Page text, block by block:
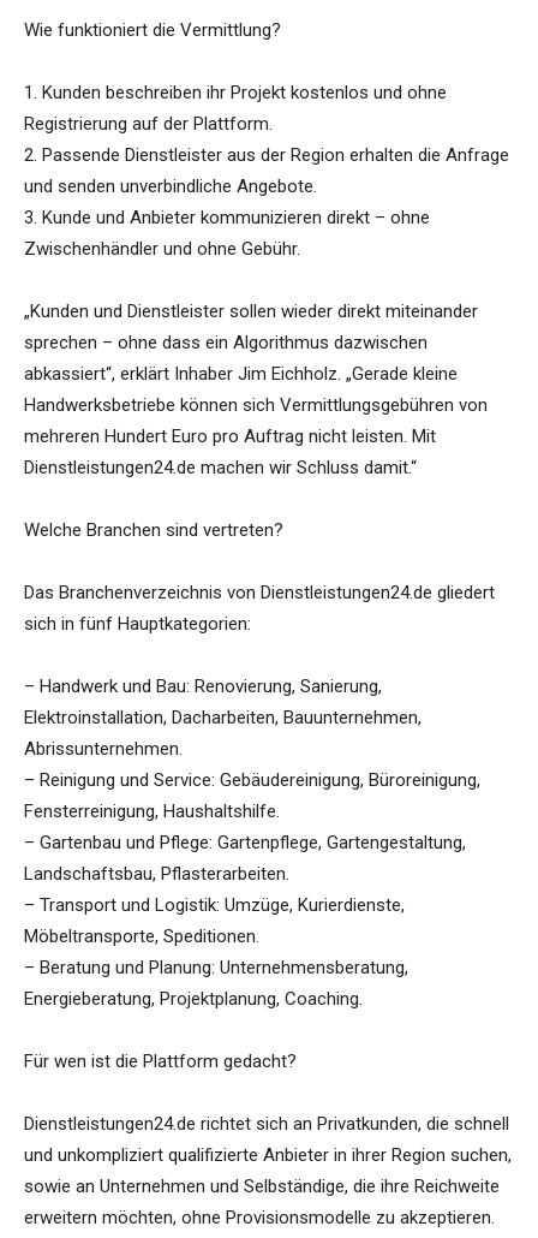
Wie funktioniert die Vermittlung?
1. Kunden beschreiben ihr Projekt kostenlos und ohne
Registrierung auf der Plattform.
2. Passende Dienstleister aus der Region erhalten die Anfrage
und senden unverbindliche Angebote.
3. Kunde und Anbieter kommunizieren direkt – ohne
Zwischenhändler und ohne Gebühr.
„Kunden und Dienstleister sollen wieder direkt miteinander
sprechen – ohne dass ein Algorithmus dazwischen
abkassiert“, erklärt Inhaber Jim Eichholz. „Gerade kleine
Handwerksbetriebe können sich Vermittlungsgebühren von
mehreren Hundert Euro pro Auftrag nicht leisten. Mit
Dienstleistungen24.de machen wir Schluss damit.“
Welche Branchen sind vertreten?
Das Branchenverzeichnis von Dienstleistungen24.de gliedert
sich in fünf Hauptkategorien:
– Handwerk und Bau: Renovierung, Sanierung,
Elektroinstallation, Dacharbeiten, Bauunternehmen,
Abrissunternehmen.
– Reinigung und Service: Gebäudereinigung, Büroreinigung,
Fensterreinigung, Haushaltshilfe.
– Gartenbau und Pflege: Gartenpflege, Gartengestaltung,
Landschaftsbau, Pflasterarbeiten.
– Transport und Logistik: Umzüge, Kurierdienste,
Möbeltransporte, Speditionen.
– Beratung und Planung: Unternehmensberatung,
Energieberatung, Projektplanung, Coaching.
Für wen ist die Plattform gedacht?
Dienstleistungen24.de richtet sich an Privatkunden, die schnell
und unkompliziert qualifizierte Anbieter in ihrer Region suchen,
sowie an Unternehmen und Selbständige, die ihre Reichweite
erweitern möchten, ohne Provisionsmodelle zu akzeptieren.